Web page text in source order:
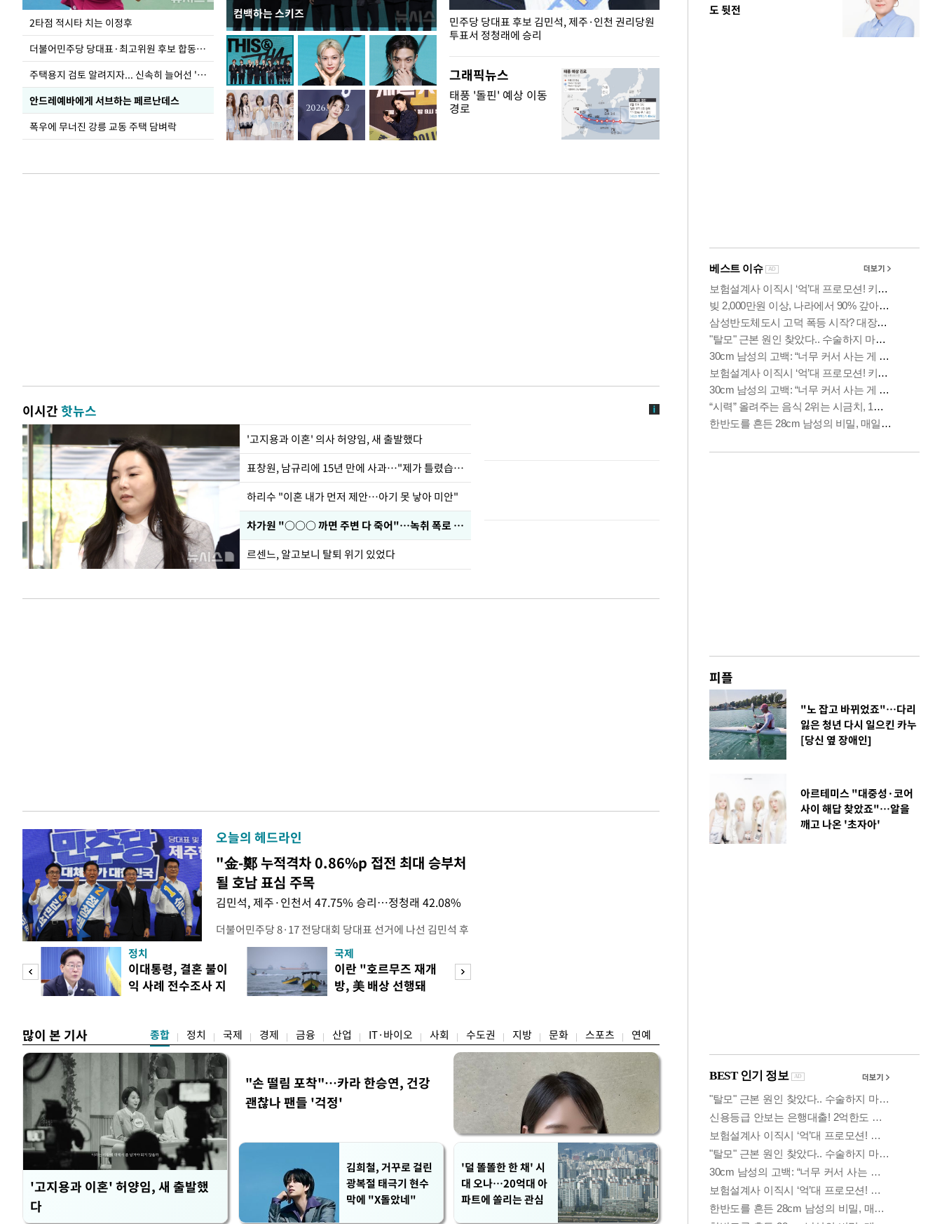
2타점 적시타 치는 이정후
더불어민주당 당대표·최고위원 후보 합동연설회
주택용지 검토 알려지자... 신속히 늘어선 '근조화환'
안드레예바에게 서브하는 페르난데스
폭우에 무너진 강릉 교동 주택 담벼락
컴백하는 스키즈
이번주 국회에는 무슨 일이? [뉴시스국회토pic]
민주당 당대표 후보 김민석, 제주·인천 권리당원
투표서 정청래에 승리
무더위 잊는 도심형 여름 축제 '2026 서울 바캉스 용산어린이정원
그래픽뉴스
태풍 '돌핀' 예상 이동
경로
이시간핫뉴스
'고지용과 이혼' 의사 허양임, 새 출발했다
표창원, 남규리에 15년 만에 사과…"제가 틀렸습니다"
하리수 "이혼 내가 먼저 제안…아기 못 낳아 미안"
차가원 "○○○ 까면 주변 다 죽어"…녹취 폭로 파장
르센느, 알고보니 탈퇴 위기 있었다
오늘의 헤드라인
"金-鄭 누적격차 0.86%p 접전 최대 승부처
될 호남 표심 주목
김민석, 제주·인천서 47.75% 승리…정청래 42.08%
더불어민주당 8·17 전당대회 당대표 선거에 나선 김민석 후
보가 8일 제주·인천 지역 순회경선에서 '누적 1위'를 탈환했
다. 앞서 정청래 후보 우세 지역으로 점쳐졌던 충청권과 부산
·울산·경남 경선에서 1승 1패를 주고 받은 김 후보는 이날
제주·인천 경선에서 이기며 '2승 1패'로 앞서가게 됐다. 다
정치
이대통령, 결혼 불이
익 사례 전수조사 지
국제
이란 "호르무즈 재개
방, 美 배상 선행돼
많이 본 기사 종합 정치 국제 경제 금융 산업 IT·바이오 사회 수도권 지방 문화 스포츠 연예
'고지용과 이혼' 허양임, 새 출발했
다
"손 떨림 포착"…카라 한승연, 건강
괜찮나 팬들 '걱정'
김희철, 거꾸로 걸린
광복절 태극기 현수
막에 "X돌았네"
'덜 똘똘한 한 채' 시
대 오나…20억대 아
파트에 쏠리는 관심
도 뒷전
피플
"노 잡고 바뀌었죠"…다리
잃은 청년 다시 일으킨 카누
[당신 옆 장애인]
아르테미스 "대중성·코어
사이 해답 찾았죠"…알을
깨고 나온 '초자아'